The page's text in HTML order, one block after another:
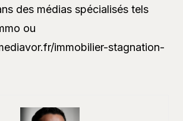
des médias spécialisés tels
ou
immobilier-stagnation-